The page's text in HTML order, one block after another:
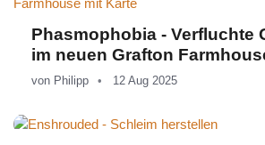
Phasmophobia - Verfluchte
im neuen Grafton
von Philipp 12 Aug 2025